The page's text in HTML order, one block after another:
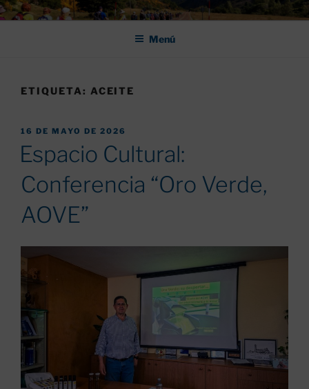
Saltar
al
ASOCIACIÓN DE AMIGOS DEL
CAMINO DE SANTIAGO DE
Menú
ETIQUETA: ACEITE
PUBLICADO
16 DE MAYO DE 2026
Espacio Cultural:
Conferencia “Oro Verde,
AOVE”